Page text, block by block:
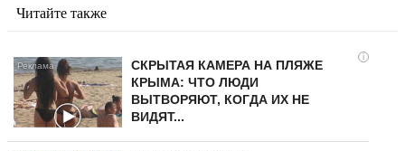
Читайте также
i
СКРЫТАЯ КАМЕРА НА ПЛЯЖЕ
КРЫМА: ЧТО ЛЮДИ
ВЫТВОРЯЮТ, КОГДА ИХ НЕ
ВИДЯТ...